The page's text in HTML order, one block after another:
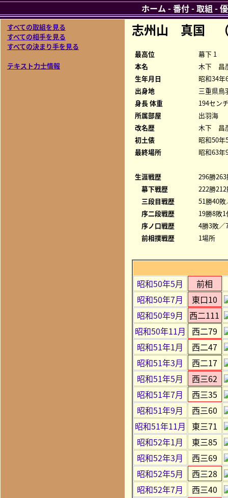
すべての取組を見る
すべての相手を見る
すべての決まり手を見る
テキスト力士情報
志州山 真国 （
最高位
幕下 1
本名
木下 昌
生年月日
昭和34年
出身地
三重県鳥
身長 体重
194セン
所属部屋
出羽海
改名歴
木下 昌
初土俵
昭和50年
最終場所
昭和63年
生涯戦歴
296勝
幕下戦歴
222勝
三段目戦歴
51勝40
序二段戦歴
19勝8敗
序ノ口戦歴
4勝3敗／
前相撲戦歴
1場所
昭和50年5月
前相
昭和50年7月
東口10
昭和50年9月
西二111
昭和50年11月
西二79
昭和51年1月
西二47
昭和51年3月
西二17
昭和51年5月
西三62
昭和51年7月
西三35
昭和51年9月
西三60
昭和51年11月
東三71
昭和52年1月
東三85
昭和52年3月
西三69
昭和52年5月
西三28
昭和52年7月
西三40
ホーム -番付-取組 -